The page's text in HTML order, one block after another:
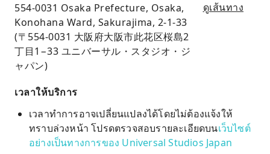
554-0031 Osaka Prefecture, Osaka,
Konohana Ward, Sakurajima, 2-1-33
(〒554-0031 大阪府大阪市此花区桜島2
丁目1−33 ユニバーサル・スタジオ・ジ
ャパン)
ดูเส้นทาง
เวลาให้บริการ
เวลาทำการอาจเปลี่ยนแปลงได้โดยไม่ต้องแจ้งให้
ทราบล่วงหน้า โปรดตรวจสอบรายละเอียดบนเว็บไซต์
อย่างเป็นทางการของ Universal Studios Japan